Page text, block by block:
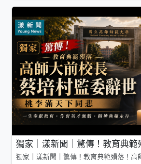
獨家｜漾新聞｜驚傳！教育典
獨家｜漾新聞｜驚傳！教育典範殞落！